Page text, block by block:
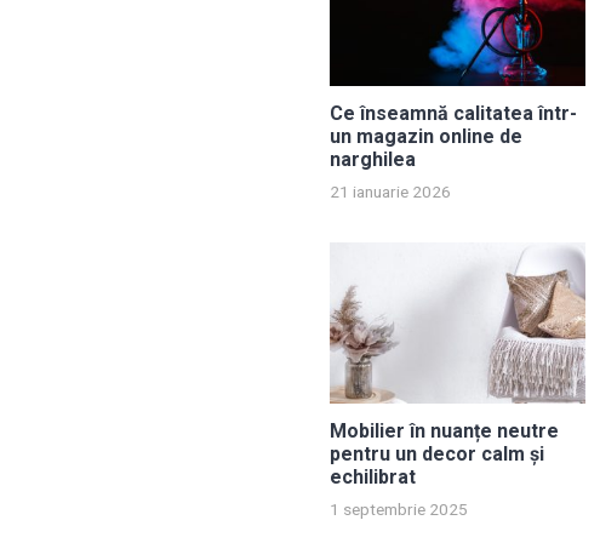
Ce înseamnă calitatea într-
un magazin online de
narghilea
21 ianuarie 2026
Mobilier în nuanțe neutre
pentru un decor calm și
echilibrat
1 septembrie 2025